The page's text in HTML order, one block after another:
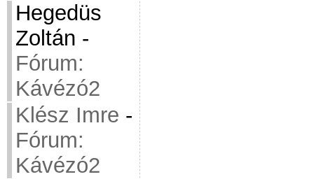
Hegedüs
Zoltán -
Fórum:
Kávézó2
Klész Imre -
Fórum:
Kávézó2